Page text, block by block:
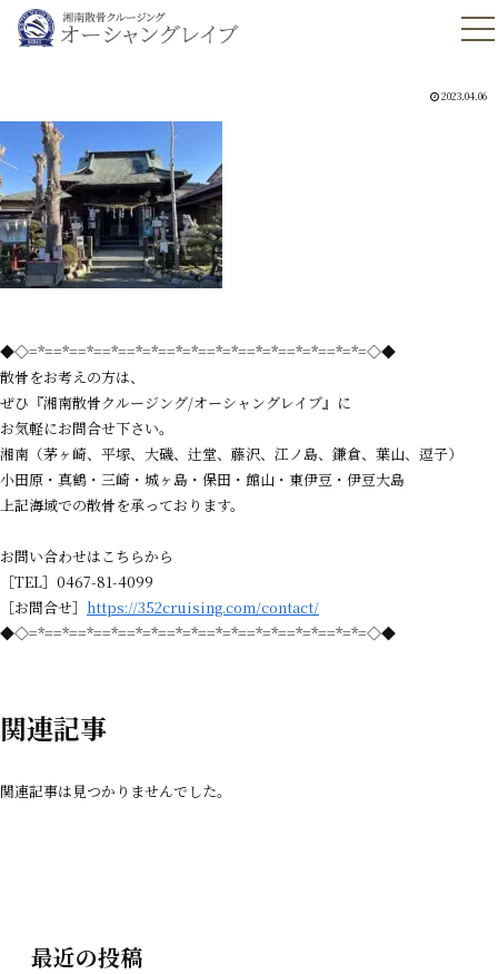
2023.04.06
◆◇=*==*==*==*==*=*==*=*==*=*==*=*==*=*==*=*=◇◆
散骨をお考えの方は、
ぜひ『湘南散骨クルージング/オーシャングレイブ』に
お気軽にお問合せ下さい。
湘南（茅ヶ崎、平塚、大磯、辻堂、藤沢、江ノ島、鎌倉、葉山、逗子）
小田原・真鶴・三崎・城ヶ島・保田・館山・東伊豆・伊豆大島
上記海域での散骨を承っております。
お問い合わせはこちらから
［TEL］0467-81-4099
［お問合せ］ https://352cruising.com/contact/
◆◇=*==*==*==*==*=*==*=*==*=*==*=*==*=*==*=*=◇◆
関連記事
関連記事は見つかりませんでした。
最近の投稿